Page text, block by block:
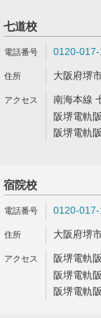
七道校
0120-017-
大阪府堺
南海本線
阪堺電軌
阪堺電軌
宿院校
0120-017-
大阪府堺
阪堺電軌
阪堺電軌
阪堺電軌